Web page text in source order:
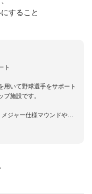
すること
ト
用いて野球選手をサポート
施設です。
ジャー仕様マウンドやト
小学生からプロ野球選手